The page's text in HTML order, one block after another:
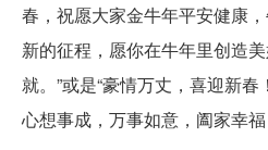
春，祝愿大家金牛年平安健康
新的征程，愿你在牛年里创造
就。”或是“豪情万丈，喜迎新
心想事成，万事如意，阖家幸福